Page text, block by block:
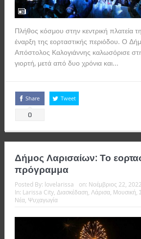
Πλήθος κόσμου στην κεντρική πλατεία
έναρξη της εορταστικής περιόδου. Ο
Απόστολος Καλογιάννης καλωσόρισε
γιορτή, μετά από δυο χρόνια και...
Share
0
Tweet
Δήμος Λαρισαίων: Το
πρόγραμμα
Posted By: lovelarissa on: Νοέμβριος 22, 2022
In: Larissa City, Διασκέδαση, Λάρισα, Μουσική,
Νέα, Ψυχαγωγία